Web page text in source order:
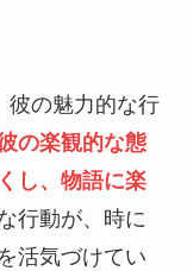
彼の魅力的な行
の楽観的な態
し、物語に楽
行動が、時に
活気づけてい